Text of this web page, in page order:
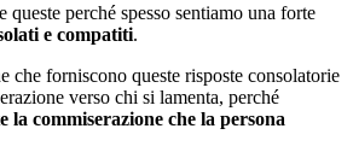
queste perché spesso sentiamo una forte
e compatiti.
che forniscono queste risposte consolatorie
verso chi si lamenta, perché
la commiserazione che la persona